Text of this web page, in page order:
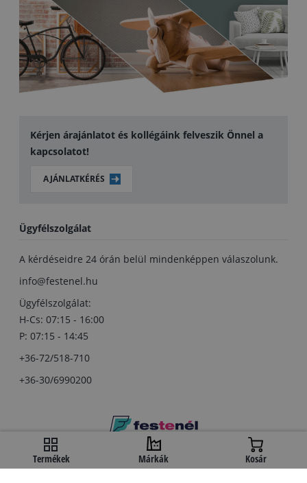
Kérjen árajánlatot és kollégáink felveszik Önnel a
kapcsolatot!
AJÁNLATKÉRÉS
Ügyfélszolgálat
A kérdéseidre 24 órán belül mindenképpen válaszolunk.
info@festenel.hu
Ügyfélszolgálat:
H-Cs: 07:15 - 16:00
P: 07:15 - 14:45
+36-72/518-710
+36-30/6990200
Copyright © festenel.hu.
Minden jog fentartva.
Termékek Márkák Kosár